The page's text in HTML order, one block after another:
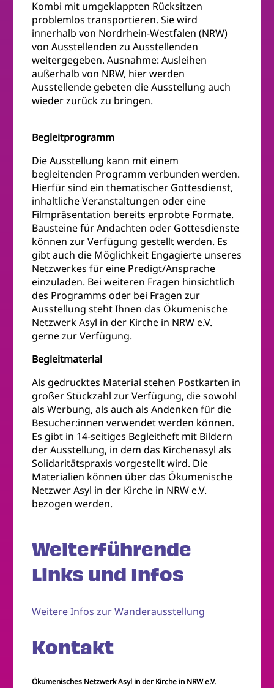
Kombi mit umgeklappten Rücksitzen
problemlos transportieren. Sie wird
innerhalb von Nordrhein-Westfalen (NRW)
von Ausstellenden zu Ausstellenden
weitergegeben. Ausnahme: Ausleihen
außerhalb von NRW, hier werden
Ausstellende gebeten die Ausstellung auch
wieder zurück zu bringen.
Begleitprogramm
Die Ausstellung kann mit einem
begleitenden Programm verbunden werden.
Hierfür sind ein thematischer Gottesdienst,
inhaltliche Veranstaltungen oder eine
Filmpräsentation bereits erprobte Formate.
Bausteine für Andachten oder Gottesdienste
können zur Verfügung gestellt werden. Es
gibt auch die Möglichkeit Engagierte unseres
Netzwerkes für eine Predigt/Ansprache
einzuladen. Bei weiteren Fragen hinsichtlich
des Programms oder bei Fragen zur
Ausstellung steht Ihnen das Ökumenische
Netzwerk Asyl in der Kirche in NRW e.V.
gerne zur Verfügung.
Begleitmaterial
Als gedrucktes Material stehen Postkarten in
großer Stückzahl zur Verfügung, die sowohl
als Werbung, als auch als Andenken für die
Besucher:innen verwendet werden können.
Es gibt in 14-seitiges Begleitheft mit Bildern
der Ausstellung, in dem das Kirchenasyl als
Solidaritätspraxis vorgestellt wird. Die
Materialien können über das Ökumenische
Netzwer Asyl in der Kirche in NRW e.V.
bezogen werden.
Weiterführende
Links und Infos
Weitere Infos zur Wanderausstellung
Kontakt
Ökumenisches Netzwerk Asyl in der Kirche in NRW e.V.